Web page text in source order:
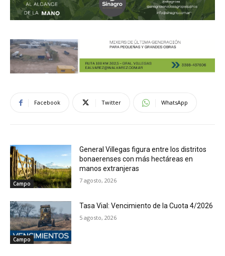
Facebook Twitter WhatsApp
Campo
General Villegas figura entre los distritos
bonaerenses con más hectáreas en
manos extranjeras
7 agosto, 2026
Campo
Tasa Vial: Vencimiento de la Cuota 4/2026
5 agosto, 2026